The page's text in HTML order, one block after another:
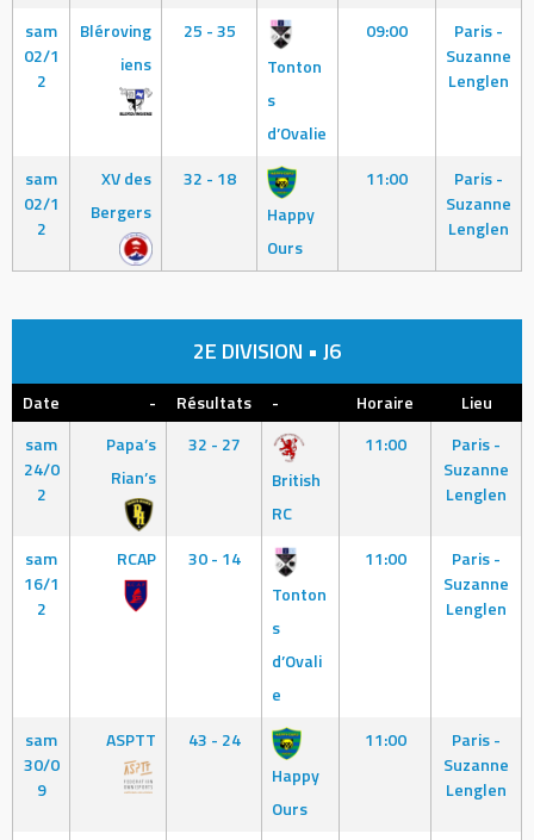
sam
02/1
2
Bléroving
iens
25 - 35
Tonton
s
d’Ovalie
09:00
Paris -
Suzanne
Lenglen
sam
02/1
2
XV des
Bergers
32 - 18
Happy
Ours
11:00
Paris -
Suzanne
Lenglen
2E DIVISION • J6
Date - Résultats - Horaire
Lieu
sam
24/0
2
Papa’s
Rian’s
32 - 27
British
RC
11:00
Paris -
Suzanne
Lenglen
sam
16/1
2
RCAP
30 - 14
Tonton
s
d’Ovali
e
11:00
Paris -
Suzanne
Lenglen
sam
30/0
9
ASPTT
43 - 24
Happy
Ours
11:00
Paris -
Suzanne
Lenglen